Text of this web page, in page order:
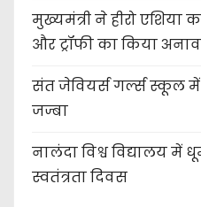
मुख्यमंत्री ने हीरो एशिया
और ट्रॉफी का किया
संत जेवियर्स गर्ल्स स्कूल में
जज्बा
नालंदा विश्व विद्यालय में
स्वतंत्रता दिवस